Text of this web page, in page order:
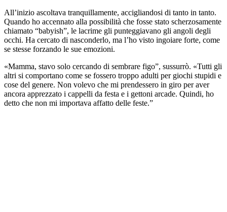
All’inizio ascoltava tranquillamente, accigliandosi di tanto in tanto.
Quando ho accennato alla possibilità che fosse stato scherzosamente
chiamato “babyish”, le lacrime gli punteggiavano gli angoli degli
occhi. Ha cercato di nasconderlo, ma l’ho visto ingoiare forte, come
se stesse forzando le sue emozioni.
«Mamma, stavo solo cercando di sembrare figo”, sussurrò. «Tutti gli
altri si comportano come se fossero troppo adulti per giochi stupidi e
cose del genere. Non volevo che mi prendessero in giro per aver
ancora apprezzato i cappelli da festa e i gettoni arcade. Quindi, ho
detto che non mi importava affatto delle feste.”